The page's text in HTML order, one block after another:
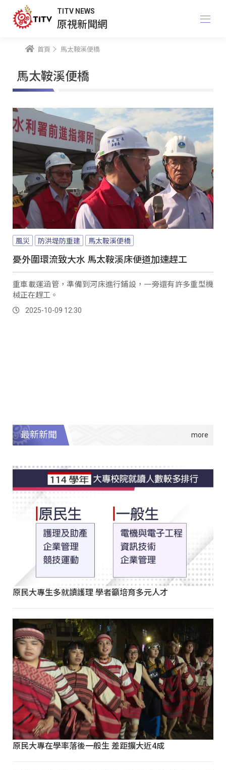
TITV NEWS
原視新聞網
首頁 馬太鞍溪便橋
馬太鞍溪便橋
風災 防洪堤防重建 馬太鞍溪便橋
憂外圍環流致大水 馬太鞍溪床便道加速趕工
重車載運涵管，準備到河床進行鋪設，一旁還有許多重型機
械正在趕工。
2025-10-09 12:30
最新新聞
原民大專生多就讀護理 學者籲培育多元人才
原民大專在學率落後一般生 差距擴大近4成